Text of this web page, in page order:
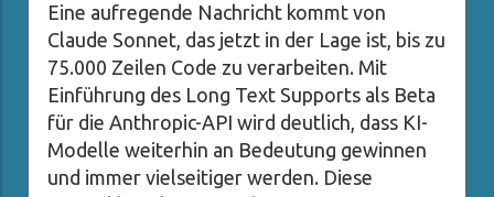
Eine aufregende Nachricht kommt von
Claude Sonnet, das jetzt in der Lage ist, bis zu
75.000 Zeilen Code zu verarbeiten. Mit
Einführung des Long Text Supports als Beta
für die Anthropic-API wird deutlich, dass KI-
Modelle weiterhin an Bedeutung gewinnen
und immer vielseitiger werden. Diese